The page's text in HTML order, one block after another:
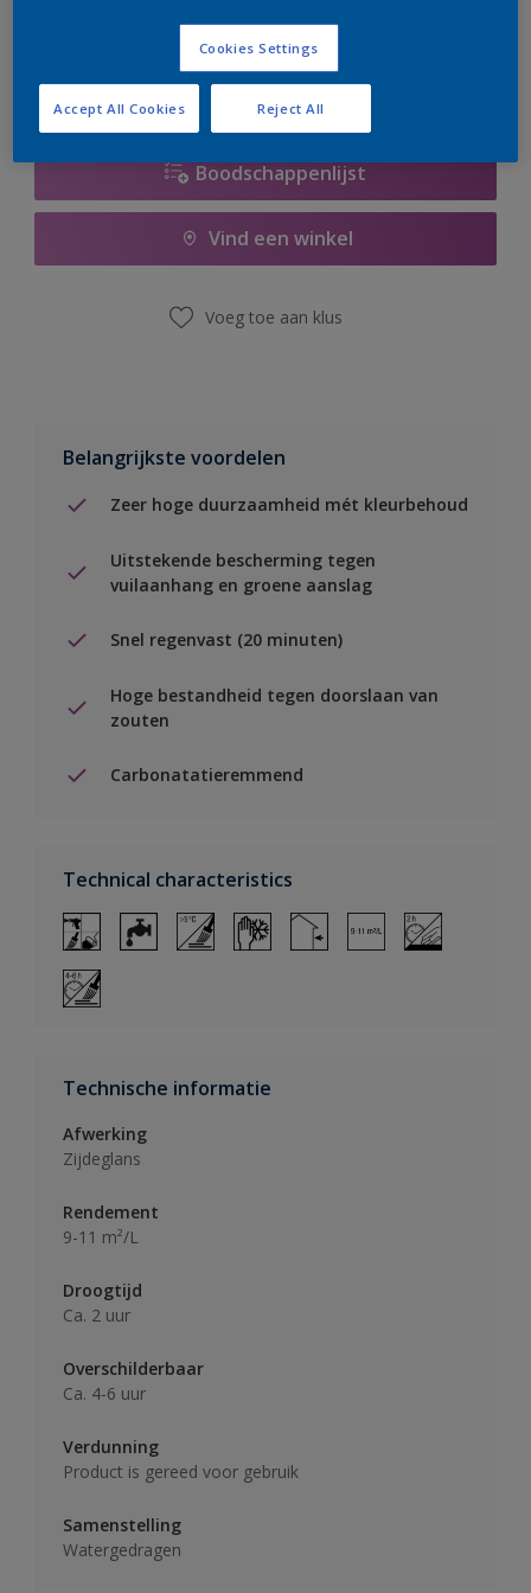
er hard aan om de voorraad aan te vullen.
Boodschappenlijst
Vind een winkel
Voeg toe aan klus
Belangrijkste voordelen
Zeer hoge duurzaamheid mét kleurbehoud
Uitstekende bescherming tegen
vuilaanhang en groene aanslag
Snel regenvast (20 minuten)
Hoge bestandheid tegen doorslaan van
zouten
Carbonatatieremmend
Technical characteristics
Technische informatie
Afwerking
Zijdeglans
Rendement
9-11 m²/L
Droogtijd
Ca. 2 uur
Overschilderbaar
Ca. 4-6 uur
Verdunning
Product is gereed voor gebruik
Samenstelling
Watergedragen
Cookies Settings
Reject All
Accept All Cookies